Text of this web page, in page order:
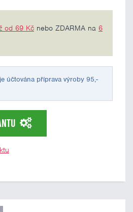
od 69 Kč nebo ZDARMA na 6
účtována příprava výroby 95,-